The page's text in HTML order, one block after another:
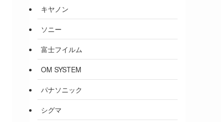
キヤノン
ソニー
富士フイルム
OM SYSTEM
パナソニック
シグマ